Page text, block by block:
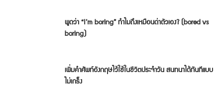
พูดว่า “I’m boring” ทำไมถึงเหมือนด่าตัวเอง? (bored vs
boring)
เพิ่มคำศัพท์อังกฤษไว้ใช้ในชีวิตประจำวัน สนทนาได้ทันทีแบบ
ไม่เกร็ง